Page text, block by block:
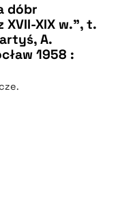
dóbr
XIX w.", t.
A.
1958 :